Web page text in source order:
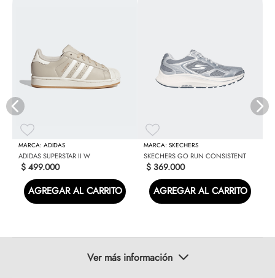
ADIDAS
ADIDAS SUPERSTAR II W
$ 499.000
AGREGAR AL CARRITO
SKECHERS
SKECHERS GO RUN CONSISTENT
$ 369.000
AGREGAR AL CARRITO